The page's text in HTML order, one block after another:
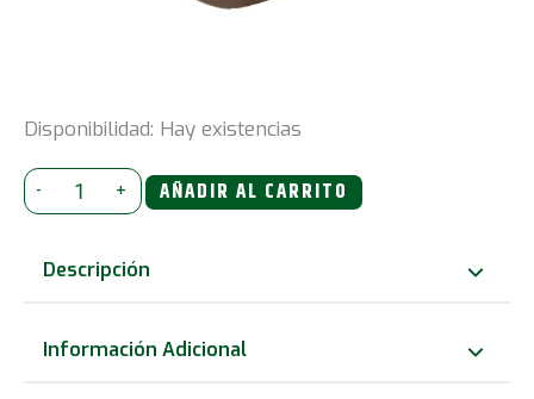
Disponibilidad: Hay existencias
-
Calentador
Palo
Santo
Madera
+ AÑADIR AL CARRITO
Descripción
Información Adicional